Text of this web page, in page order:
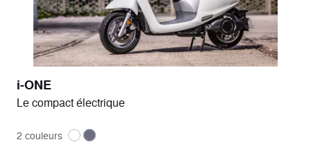
i-ONE
Le compact électrique
2 couleurs